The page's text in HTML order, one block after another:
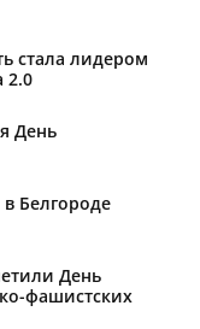
стала лидером
2.0
День
Белгороде
День
фашистских